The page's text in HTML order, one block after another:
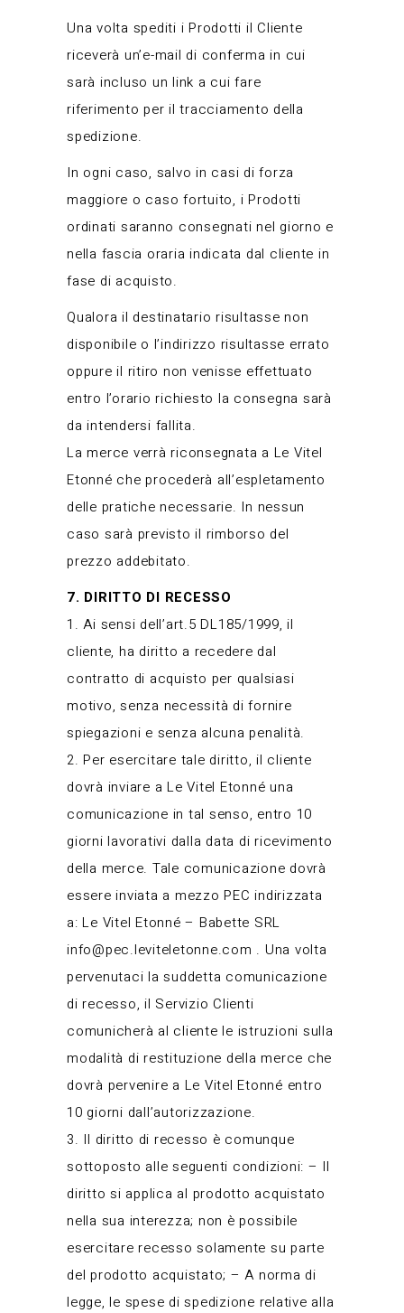
Una volta spediti i Prodotti il Cliente
riceverà un’e-mail di conferma in cui
sarà incluso un link a cui fare
riferimento per il tracciamento della
spedizione.
In ogni caso, salvo in casi di forza
maggiore o caso fortuito, i Prodotti
ordinati saranno consegnati nel giorno e
nella fascia oraria indicata dal cliente in
fase di acquisto.
Qualora il destinatario risultasse non
disponibile o l’indirizzo risultasse errato
oppure il ritiro non venisse effettuato
entro l’orario richiesto la consegna sarà
da intendersi fallita.
La merce verrà riconsegnata a Le Vitel
Etonné che procederà all’espletamento
delle pratiche necessarie. In nessun
caso sarà previsto il rimborso del
prezzo addebitato.
7. DIRITTO DI RECESSO
1. Ai sensi dell’art.5 DL185/1999, il
cliente, ha diritto a recedere dal
contratto di acquisto per qualsiasi
motivo, senza necessità di fornire
spiegazioni e senza alcuna penalità.
2. Per esercitare tale diritto, il cliente
dovrà inviare a Le Vitel Etonné una
comunicazione in tal senso, entro 10
giorni lavorativi dalla data di ricevimento
della merce. Tale comunicazione dovrà
essere inviata a mezzo PEC indirizzata
a: Le Vitel Etonné – Babette SRL
info@pec.leviteletonne.com . Una volta
pervenutaci la suddetta comunicazione
di recesso, il Servizio Clienti
comunicherà al cliente le istruzioni sulla
modalità di restituzione della merce che
dovrà pervenire a Le Vitel Etonné entro
10 giorni dall’autorizzazione.
3. Il diritto di recesso è comunque
sottoposto alle seguenti condizioni: – Il
diritto si applica al prodotto acquistato
nella sua interezza; non è possibile
esercitare recesso solamente su parte
del prodotto acquistato; – A norma di
legge, le spese di spedizione relative alla